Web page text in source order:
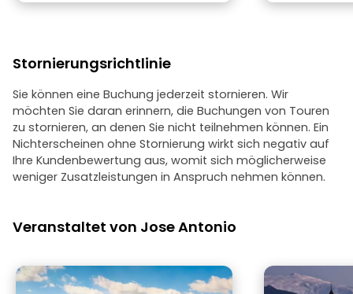
eine oder
Stornierungsrichtlinie
Sie können eine Buchung jederzeit stornieren. Wir
möchten Sie daran erinnern, die Buchungen von Touren
zu stornieren, an denen Sie nicht teilnehmen können. Ein
Nichterscheinen ohne Stornierung wirkt sich negativ auf
Ihre Kundenbewertung aus, womit sich möglicherweise
weniger Zusatzleistungen in Anspruch nehmen können.
Veranstaltet von Jose Antonio